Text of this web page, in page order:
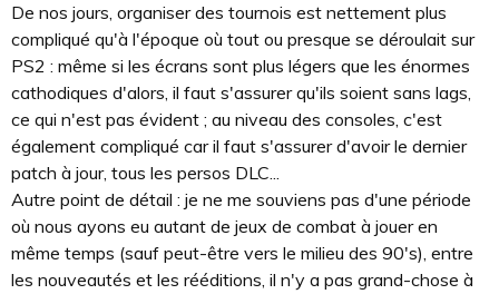
De nos jours, organiser des tournois est nettement plus
compliqué qu'à l'époque où tout ou presque se déroulait sur
PS2 : même si les écrans sont plus légers que les énormes
cathodiques d'alors, il faut s'assurer qu'ils soient sans lags,
ce qui n'est pas évident ; au niveau des consoles, c'est
également compliqué car il faut s'assurer d'avoir le dernier
patch à jour, tous les persos DLC...
Autre point de détail : je ne me souviens pas d'une période
où nous ayons eu autant de jeux de combat à jouer en
même temps (sauf peut-être vers le milieu des 90's), entre
les nouveautés et les rééditions, il n'y a pas grand-chose à